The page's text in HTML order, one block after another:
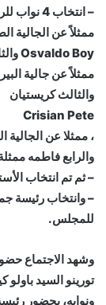
– انتخاب 4 نواب للرئيس: الأول باولو Paolo Hu
ممثلاً عن الجالية
Osvaldo Boy والثاني
ممثلاً عن جالية
والثالث كريستيان
Crisian Pete
، ممثلا عن الجالية
والرابع فاطمه
– ثم تم انتخاب
– وانتخاب رئيسة
للمجلس.
وشهد الاجتماع
تورينو السيد
ونوابه، بحضور